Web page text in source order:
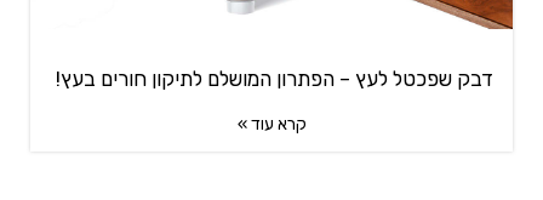
דבק שפכטל לעץ – הפתרון המושלם לתיקון חורים בעץ!
קרא עוד »